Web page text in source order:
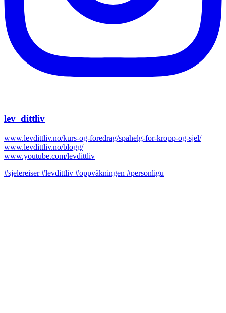
lev_dittliv
www.levdittliv.no/kurs-og-foredrag/spahelg-for-kropp-og-sjel/
www.levdittliv.no/blogg/
www.youtube.com/levdittliv
#sjelereiser #levdittliv #oppvåkningen #personligu